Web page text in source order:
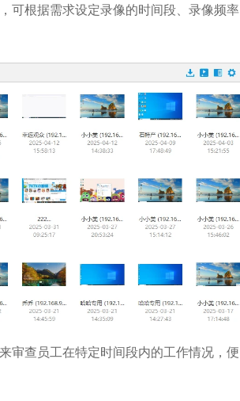
可根据需求设定录像的时间段、录像频率
审查员工在特定时间段内的工作情况，便